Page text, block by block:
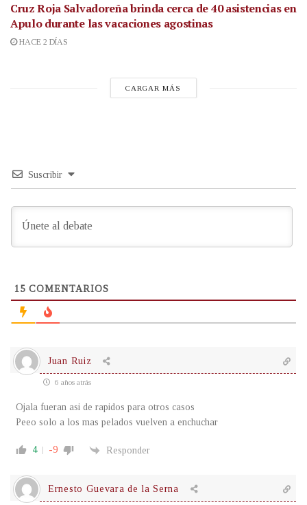
Cruz Roja Salvadoreña brinda cerca de 40 asistencias en
Apulo durante las vacaciones agostinas
HACE 2 DÍAS
CARGAR MÁS
Suscribir
15 COMENTARIOS
Juan Ruiz
6 años atrás
Ojala fueran asi de rapidos para otros casos
Peeo solo a los mas pelados vuelven a enchuchar
4 -9 Responder
Ernesto Guevara de la Serna